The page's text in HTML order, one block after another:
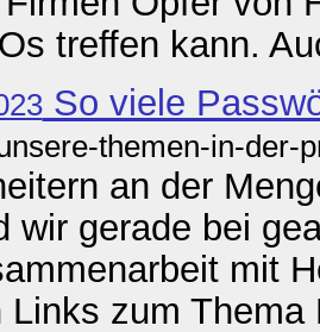
treffen kann.
So viele
themen-in-der-
an der
wir gerade bei
mit
Links zum Thema